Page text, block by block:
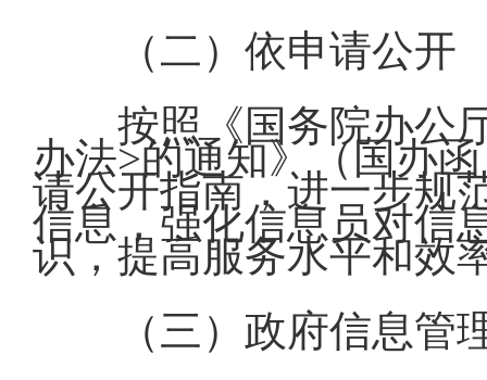
（二）依申请公开
按照《国务院办公
办法>的通知》（国办
请公开指南，进一步规
信息，强化信息员对信
识，提高服务水平和效
（三）政府信息管